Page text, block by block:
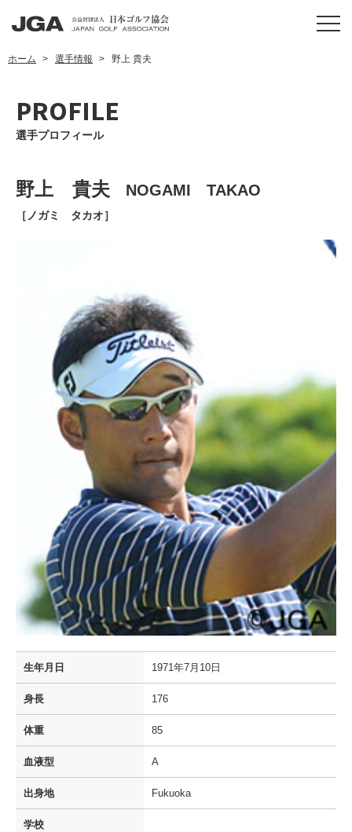
ホーム 選手情報 野上 貴夫
PROFILE
選手プロフィール
野上 貴夫 NOGAMI TAKAO
［ノガミ タカオ］
生年月日 1971年7月10日
身長 176
体重 85
血液型 A
出身地 Fukuoka
学校